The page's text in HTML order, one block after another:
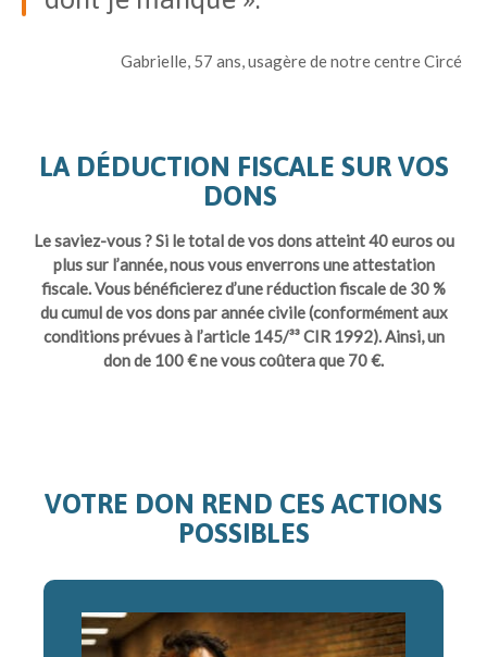
Gabrielle, 57 ans, usagère de notre centre Circé
LA DÉDUCTION FISCALE SUR VOS
DONS
Le saviez-vous ? Si le total de vos dons atteint 40 euros ou
plus sur l’année, nous vous enverrons une attestation
fiscale. Vous bénéficierez d’une réduction fiscale de 30 %
du cumul de vos dons par année civile (conformément aux
conditions prévues à l’article 145/³³ CIR 1992). Ainsi, un
don de 100 € ne vous coûtera que 70 €.
VOTRE DON REND CES ACTIONS
POSSIBLES